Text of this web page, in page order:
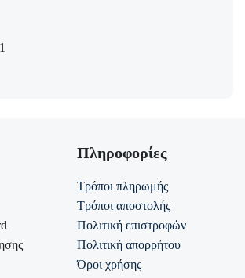
Πληροφορίες
Τρόποι πληρωμής
Τρόποι αποστολής
Πολιτική επιστροφών
Πολιτική απορρήτου
Όροι χρήσης